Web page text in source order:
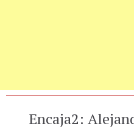
Encaja2: